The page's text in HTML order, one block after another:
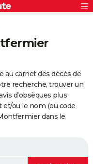
au carnet des décès de
recherche, trouver un
d'obsèques plus
ou le nom (ou code
dans le